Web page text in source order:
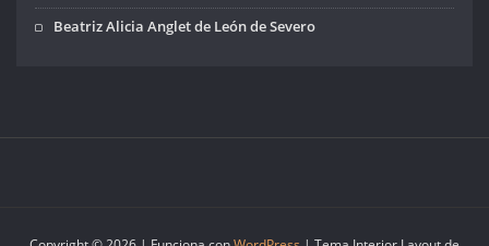
Beatriz Alicia Anglet de León de Severo